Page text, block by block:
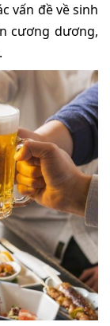
vấn đề về sinh
cương dương,